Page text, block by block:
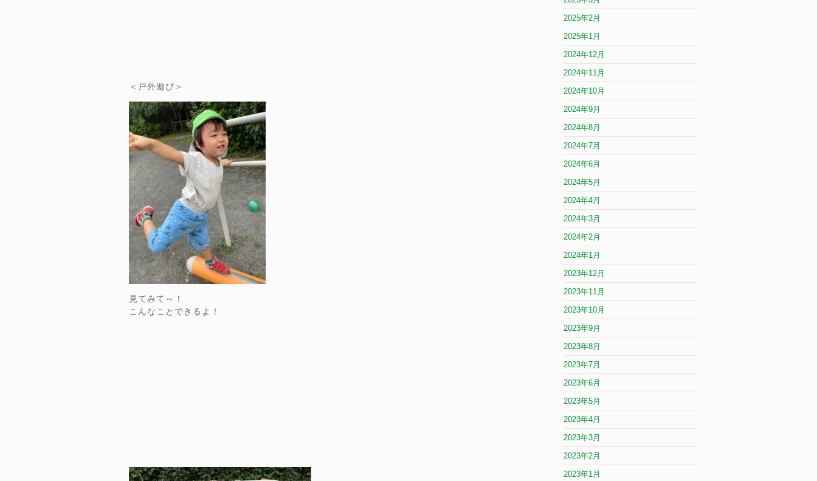
＜戸外遊び＞
見てみて～！
こんなことできるよ！
2025年2月
2025年1月
2024年12月
2024年11月
2024年10月
2024年9月
2024年8月
2024年7月
2024年6月
2024年5月
2024年4月
2024年3月
2024年2月
2024年1月
2023年12月
2023年11月
2023年10月
2023年9月
2023年8月
2023年7月
2023年6月
2023年5月
2023年4月
2023年3月
2023年2月
2023年1月